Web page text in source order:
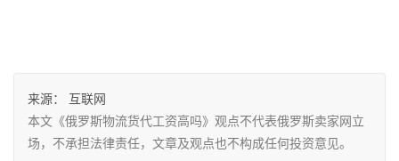
来源：
互联网
本文《俄罗斯物流货代工资高吗》观点不代表俄罗斯卖家网立
场，不承担法律责任，文章及观点也不构成任何投资意见。